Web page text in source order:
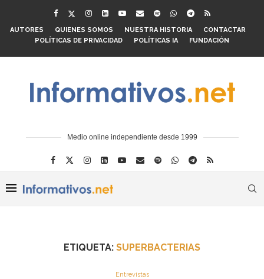
AUTORES QUIENES SOMOS NUESTRA HISTORIA
CONTACTAR
POLÍTICAS DE PRIVACIDAD
POLÍTICAS IA FUNDACIÓN
Medio online independiente desde 1999
ETIQUETA: SUPERBACTERIAS
Entrevistas